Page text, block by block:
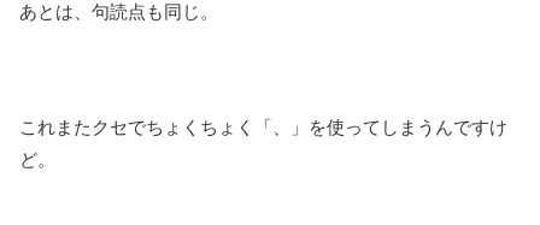
あとは、句読点も同じ。
これまたクセでちょくちょく「、」を使ってしまうんですけ
ど。